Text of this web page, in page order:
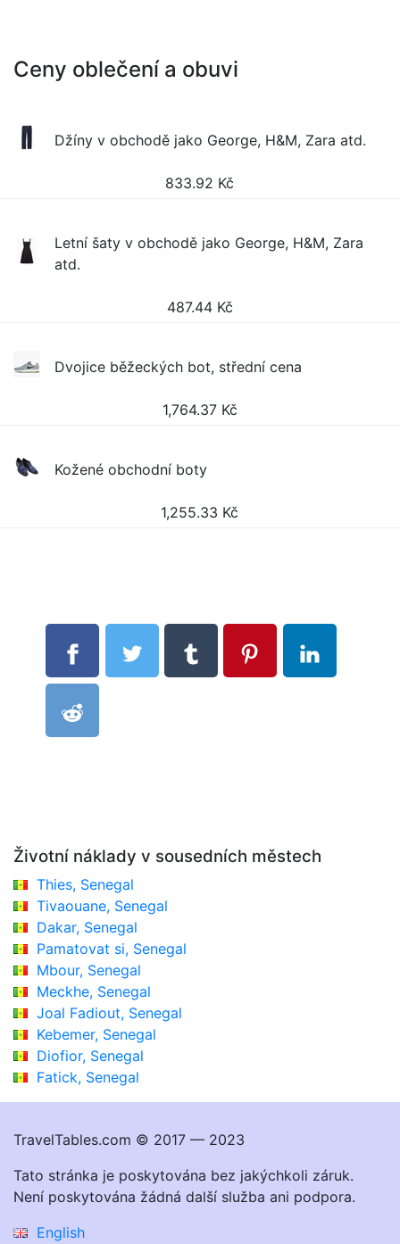
Ceny oblečení a obuvi
Džíny v obchodě jako George, H&M, Zara atd.
833.92 Kč
Letní šaty v obchodě jako George, H&M, Zara
atd.
487.44 Kč
Dvojice běžeckých bot, střední cena
1,764.37 Kč
Kožené obchodní boty
1,255.33 Kč
Životní náklady v sousedních městech
Thies, Senegal
Tivaouane, Senegal
Dakar, Senegal
Pamatovat si, Senegal
Mbour, Senegal
Meckhe, Senegal
Joal Fadiout, Senegal
Kebemer, Senegal
Diofior, Senegal
Fatick, Senegal
TravelTables.com © 2017 — 2023
Tato stránka je poskytována bez jakýchkoli záruk.
Není poskytována žádná další služba ani podpora.
English